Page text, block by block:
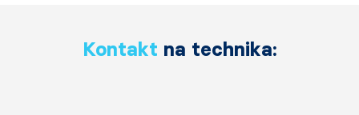
Kontakt na technika: